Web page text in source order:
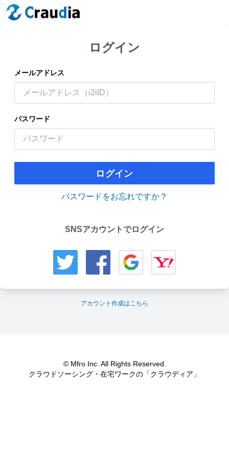
ログイン
メールアドレス
パスワード
ログイン
パスワードをお忘れですか？
SNSアカウントでログイン
アカウント作成はこちら
© Mfro Inc. All Rights Reserved.
クラウドソーシング・在宅ワークの「クラウディア」